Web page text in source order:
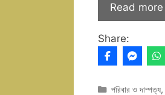
Read more
Share:
Categories
পরিবার ও দাম্পত্য,